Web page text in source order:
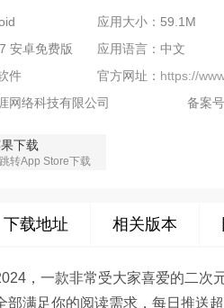
应用大小：59.1M
安卓免费版
应用语言：中文
件
官方网址： https://
网络科技有限公司 备案号
下载
转App Store下载
下载地址 相关版本
，一款非常受大家喜爱的二次
满足你的阅读需求，每日推送